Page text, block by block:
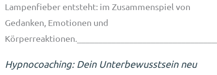
Lampenfieber entsteht: im Zusammenspiel von
Gedanken, Emotionen und
Hypnocoaching: Dein Unterbewusstsein neu